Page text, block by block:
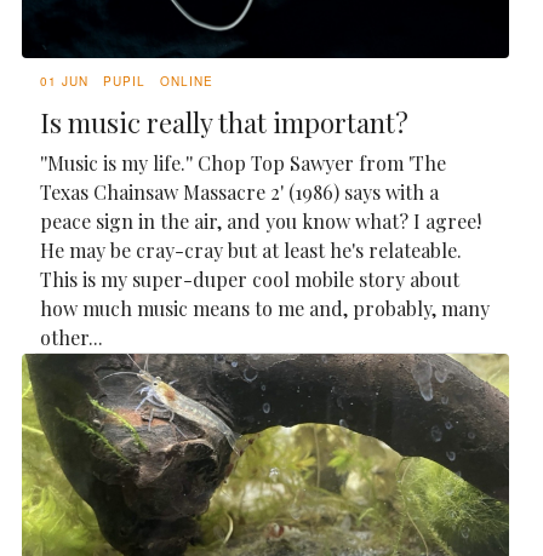
01 JUN PUPIL ONLINE
Is music really that important?
''Music is my life.'' Chop Top Sawyer from 'The
Texas Chainsaw Massacre 2' (1986) says with a
peace sign in the air, and you know what? I agree!
He may be cray-cray but at least he's relateable.
This is my super-duper cool mobile story about
how much music means to me and, probably, many
other...